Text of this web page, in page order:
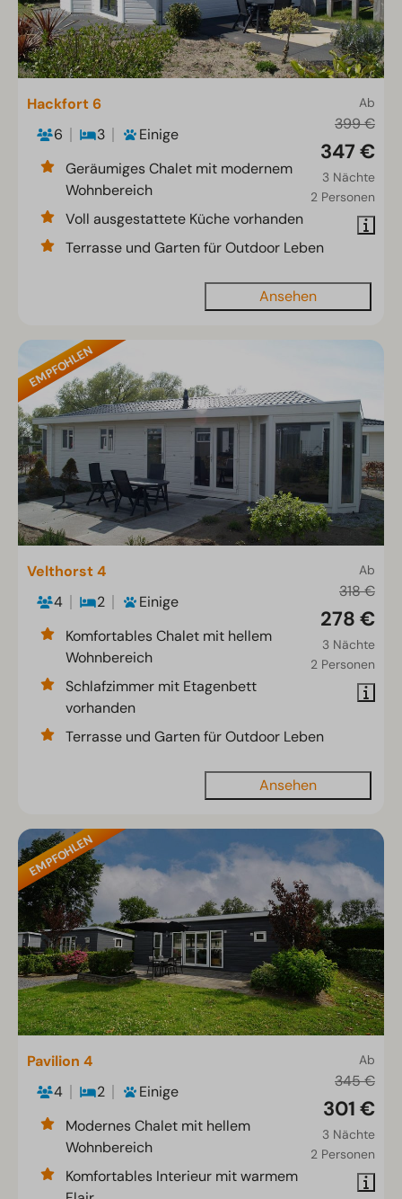
Ab
399 €
347 €
3 Nächte
2 Personen
Hackfort 6
6
3
Einige
Geräumiges Chalet mit modernem
Wohnbereich
Voll ausgestattete Küche vorhanden
Terrasse und Garten für Outdoor Leben
Ansehen
EMPFOHLEN
Ab
318 €
278 €
3 Nächte
2 Personen
Velthorst 4
4
2
Einige
Komfortables Chalet mit hellem
Wohnbereich
Schlafzimmer mit Etagenbett
vorhanden
Terrasse und Garten für Outdoor Leben
Ansehen
EMPFOHLEN
Ab
345 €
301 €
3 Nächte
2 Personen
Pavilion 4
4
2
Einige
Modernes Chalet mit hellem
Wohnbereich
Komfortables Interieur mit warmem